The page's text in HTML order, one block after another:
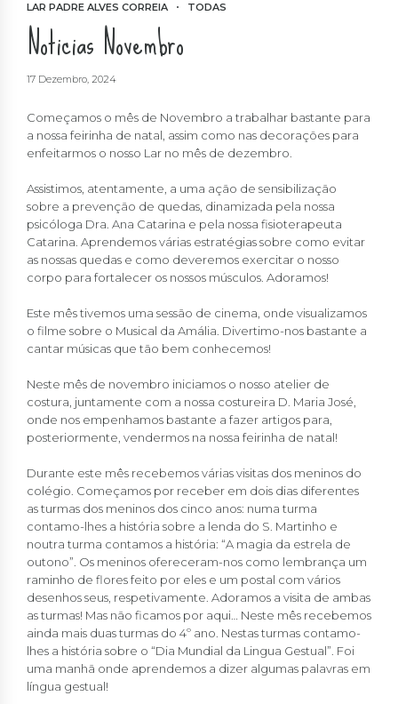
LAR PADRE ALVES CORREIA TODAS
Noticias Novembro
17 Dezembro, 2024
Começamos o mês de Novembro a trabalhar bastante para
a nossa feirinha de natal, assim como nas decorações para
enfeitarmos o nosso Lar no mês de dezembro.
Assistimos, atentamente, a uma ação de sensibilização
sobre a prevenção de quedas, dinamizada pela nossa
psicóloga Dra. Ana Catarina e pela nossa fisioterapeuta
Catarina. Aprendemos várias estratégias sobre como evitar
as nossas quedas e como deveremos exercitar o nosso
corpo para fortalecer os nossos músculos. Adoramos!
Este mês tivemos uma sessão de cinema, onde visualizamos
o filme sobre o Musical da Amália. Divertimo-nos bastante a
cantar músicas que tão bem conhecemos!
Neste mês de novembro iniciamos o nosso atelier de
costura, juntamente com a nossa costureira D. Maria José,
onde nos empenhamos bastante a fazer artigos para,
posteriormente, vendermos na nossa feirinha de natal!
Durante este mês recebemos várias visitas dos meninos do
colégio. Começamos por receber em dois dias diferentes
as turmas dos meninos dos cinco anos: numa turma
contamo-lhes a história sobre a lenda do S. Martinho e
noutra turma contamos a história: “A magia da estrela de
outono”. Os meninos ofereceram-nos como lembrança um
raminho de flores feito por eles e um postal com vários
desenhos seus, respetivamente. Adoramos a visita de ambas
as turmas! Mas não ficamos por aqui… Neste mês recebemos
ainda mais duas turmas do 4º ano. Nestas turmas contamo-
lhes a história sobre o “Dia Mundial da Lingua Gestual”. Foi
uma manhã onde aprendemos a dizer algumas palavras em
língua gestual!